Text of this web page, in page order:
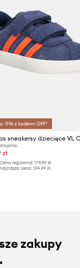
-5% z kodem: OFF*
zł
Cena regularna: 179,99 zł
Najniższa cena: 124,99 zł
zakupy